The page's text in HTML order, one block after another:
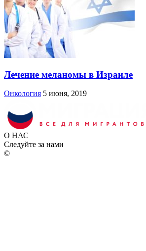
Лечение меланомы в Израиле
Онкология 5 июня, 2019
О НАС
Следуйте за нами
©